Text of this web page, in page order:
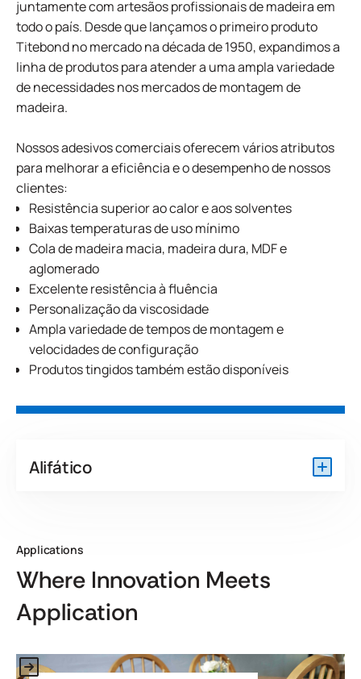
juntamente com artesãos profissionais de madeira em
todo o país. Desde que lançamos o primeiro produto
Titebond no mercado na década de 1950, expandimos a
linha de produtos para atender a uma ampla variedade
de necessidades nos mercados de montagem de
madeira.
Nossos adesivos comerciais oferecem vários atributos
para melhorar a eficiência e o desempenho de nossos
clientes:
Resistência superior ao calor e aos solventes
Baixas temperaturas de uso mínimo
Cola de madeira macia, madeira dura, MDF e
aglomerado
Excelente resistência à fluência
Personalização da viscosidade
Ampla variedade de tempos de montagem e
velocidades de configuração
Produtos tingidos também estão disponíveis
Alifático
Applications
Where Innovation Meets
Application
Link to Application